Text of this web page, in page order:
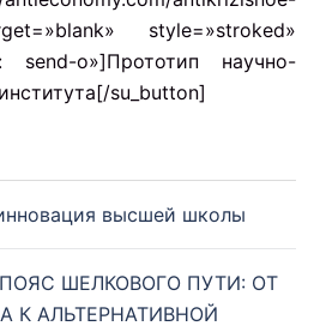
style=»stroked»
send-o»]Прототип научно-
su_button]
высшей школы
ШЕЛКОВОГО ПУТИ: ОТ
К АЛЬТЕРНАТИВНОЙ